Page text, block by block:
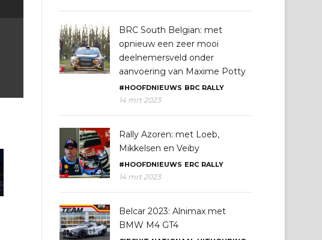
BRC South Belgian: met
opnieuw een zeer mooi
deelnemersveld onder
aanvoering van Maxime Potty
#HOOFDNIEUWS BRC RALLY
14 mrt 2023
Rally Azoren: met Loeb,
Mikkelsen en Veiby
#HOOFDNIEUWS ERC RALLY
14 mrt 2023
Belcar 2023: Alnimax met
BMW M4 GT4